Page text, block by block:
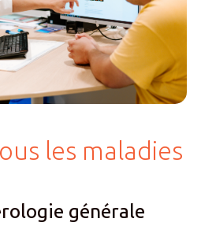
les maladies
générale